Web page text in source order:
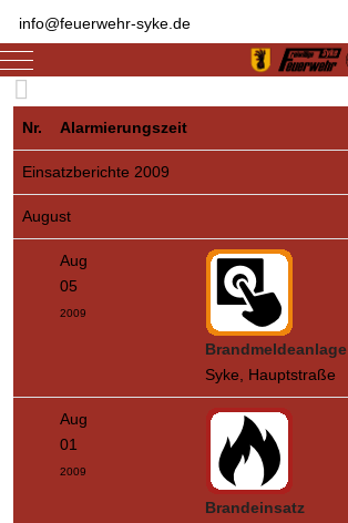
info@feuerwehr-syke.de
Mobile Menu Toggle
Nr. Alarmierungszeit
Einsatzberichte 2009
August
Aug
05
2009
Brandmeldeanlage
Syke, Hauptstraße
Aug
01
2009
Brandeinsatz